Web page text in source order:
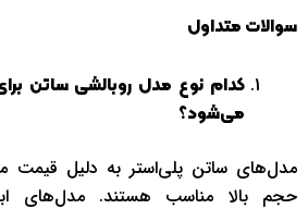
سوالات متداول
کدام نوع مدل روبالشی ساتن
می‌شود؟
مدل‌های ساتن پلی‌استر به دلیل قیمت
حجم بالا مناسب هستند. مدل‌های